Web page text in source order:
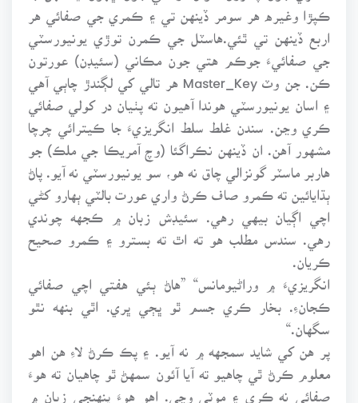
ڪپڙا وغيره هر سومر ڏينهن تي ۽ ڪمري جي صفائي هر
اربع ڏينهن تي ٿئي.هاسٽل جي ڪمرن توڙي يونيورسٽي
جي صفائيءَ جوڪم هتي جون مڪاني (سئيڊن) عورتون
ڪن. جن وٽ Master_Key هر تالي کي لڳندڙ چاٻي آهي
۽ اسان يونيورسٽي هوندا آهيون ته پٺيان در کولي صفائي
ڪري وڃن. سندن غلط سلط انگريزيءَ جا ڪيترائي چرچا
مشهور آهن. ان ڏينهن نڪراگئا (وچ آمريڪا جي ملڪ) جو
هاربر ماسٽر گونزالي چاق نه هو، سو يونيورسٽي نه آيو. پاڻ
ٻڌايائين ته ڪمرو صاف ڪرڻ واري عورت بالٽي ٻهارو کڻي
اچي اڳيان بيهي رهي. سئيڊش زبان ۾ ڪجهه چوندي
رهي. سندس مطلب هو ته اٿ ته بسترو ۽ ڪمرو صحيح
ڪريان.
انگريزيءَ ۾ وراڻيومانس“ ”هاڻ ٻئي هفتي اچي صفائي
ڪجانءِ. بخار ڪري جسم ٿو ڀڄي ڀري. اٿي بنهه نٿو
سگهان.“
پر هن کي شايد سمجهه ۾ نه آيو. ۽ پڪ ڪرڻ لاءِ هن اهو
معلوم ڪرڻ ٿي چاهيو ته آيا آئون سمهڻ ٿو چاهيان ته هوءَ
صفائي نه ڪري ۽ موٽي وڃي. اهو هوءَ پنهنجي زبان ۾